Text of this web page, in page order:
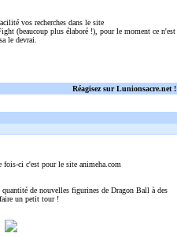
vos recherches dans le site
(beaucoup plus élaboré !), pour le moment ce n'est
le devrai.
Réagisez sur Lunionsacre.net !
ci c'est pour le site animeha.com
quantité de nouvelles figurines de Dragon Ball à des
un petit tour !